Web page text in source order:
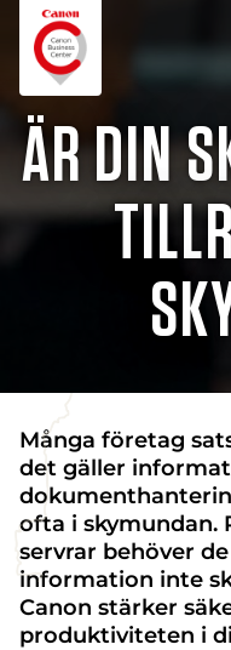
ÄR DIN
Många företag
det gäller
ofta i skymundan.
servrar behöver
information inte
Canon stärker
produktiviteten i